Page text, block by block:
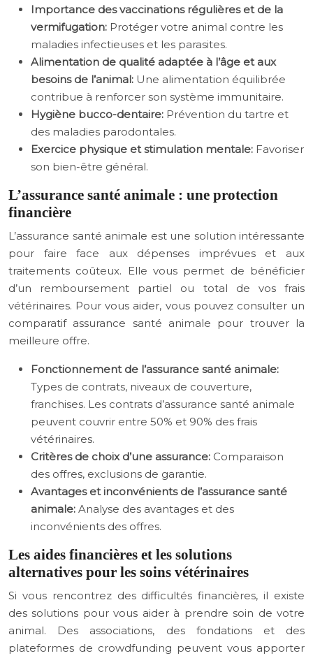
Importance des vaccinations régulières et de la
vermifugation: Protéger votre animal contre les
maladies infectieuses et les parasites.
Alimentation de qualité adaptée à l’âge et aux
besoins de l’animal: Une alimentation équilibrée
contribue à renforcer son système immunitaire.
Hygiène bucco-dentaire: Prévention du tartre et
des maladies parodontales.
Exercice physique et stimulation mentale: Favoriser
son bien-être général.
L’assurance santé animale : une protection
financière
L’assurance santé animale est une solution intéressante
pour faire face aux dépenses imprévues et aux
traitements coûteux. Elle vous permet de bénéficier
d’un remboursement partiel ou total de vos frais
vétérinaires. Pour vous aider, vous pouvez consulter un
comparatif assurance santé animale pour trouver la
meilleure offre.
Fonctionnement de l’assurance santé animale:
Types de contrats, niveaux de couverture,
franchises. Les contrats d’assurance santé animale
peuvent couvrir entre 50% et 90% des frais
vétérinaires.
Critères de choix d’une assurance: Comparaison
des offres, exclusions de garantie.
Avantages et inconvénients de l’assurance santé
animale: Analyse des avantages et des
inconvénients des offres.
Les aides financières et les solutions
alternatives pour les soins vétérinaires
Si vous rencontrez des difficultés financières, il existe
des solutions pour vous aider à prendre soin de votre
animal. Des associations, des fondations et des
plateformes de crowdfunding peuvent vous apporter